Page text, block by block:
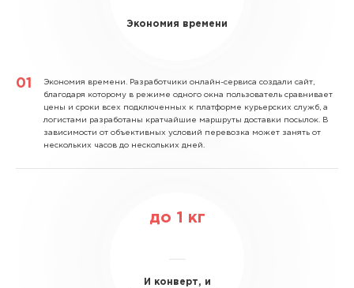
Экономия времени
Экономия времени.
Разработчики онлайн-сервиса создали сайт,
благодаря которому в режиме одного окна пользователь сравнивает
цены и сроки всех подключенных к платформе курьерских служб, а
логистами разработаны кратчайшие маршруты доставки посылок. В
зависимости от объективных условий перевозка может занять от
нескольких часов до нескольких дней.
до 1 кг
И конверт, и